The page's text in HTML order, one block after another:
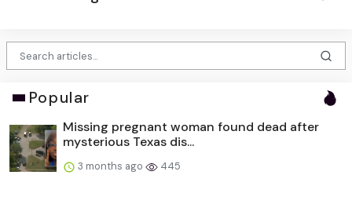
Popular
Missing pregnant woman found dead after
mysterious Texas dis...
3 months ago 445